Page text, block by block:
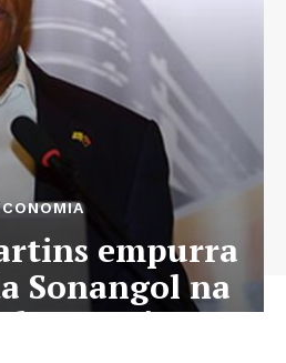
empurra
Sonangol na
até 2030